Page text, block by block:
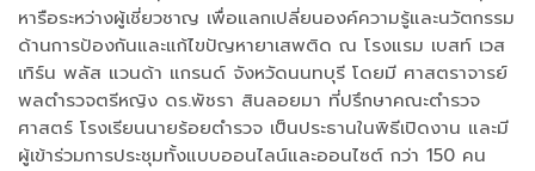
หารือระหว่างผู้เชี่ยวชาญ เพื่อแลกเปลี่ยนองค์ความรู้และนวัตกรรม
ด้านการป้องกันและแก้ไขปัญหายาเสพติด ณ โรงแรม เบสท์ เวส
เทิร์น พลัส แวนด้า แกรนด์ จังหวัดนนทบุรี โดยมี ศาสตราจารย์
พลตำรวจตรีหญิง ดร.พัชรา สินลอยมา ที่ปรึกษาคณะตำรวจ
ศาสตร์ โรงเรียนนายร้อยตำรวจ เป็นประธานในพิธีเปิดงาน และมี
ผู้เข้าร่วมการประชุมทั้งแบบออนไลน์และออนไซต์ กว่า 150 คน